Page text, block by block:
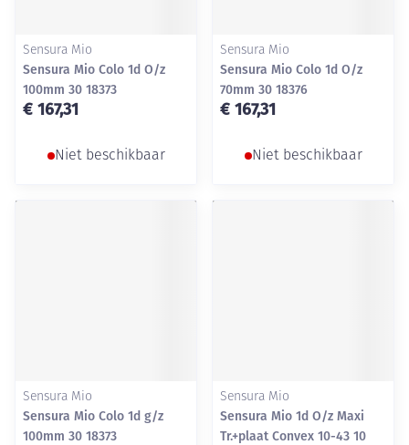
Sensura Mio
Sensura Mio Colo 1d O/z
100mm 30 18373
€ 167,31
Niet beschikbaar
Sensura Mio
Sensura Mio Colo 1d O/z
70mm 30 18376
€ 167,31
Niet beschikbaar
Sensura Mio
Sensura Mio Colo 1d g/z
100mm 30 18373
Sensura Mio
Sensura Mio 1d O/z Maxi
Tr.+plaat Convex 10-43 10